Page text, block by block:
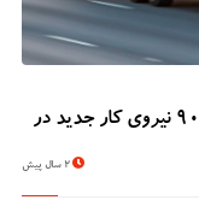
شرکت بزرگ توزیع Evri قصد استخدام ۹۰۰۰ نیروی کار جدید در
2 سال پیش